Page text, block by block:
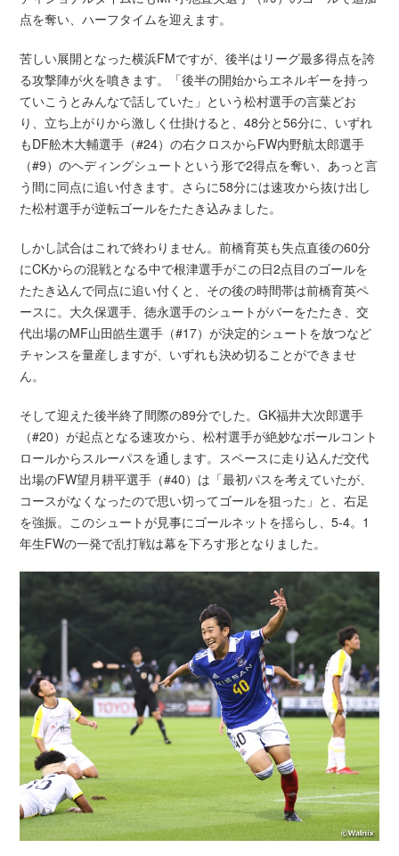
点を奪い、ハーフタイムを迎えます。
苦しい展開となった横浜FMですが、後半はリーグ最多得点を誇
る攻撃陣が火を噴きます。「後半の開始からエネルギーを持っ
ていこうとみんなで話していた」という松村選手の言葉どお
り、立ち上がりから激しく仕掛けると、48分と56分に、いずれ
もDF舩木大輔選手（#24）の右クロスからFW内野航太郎選手
（#9）のヘディングシュートという形で2得点を奪い、あっと言
う間に同点に追い付きます。さらに58分には速攻から抜け出し
た松村選手が逆転ゴールをたたき込みました。
しかし試合はこれで終わりません。前橋育英も失点直後の60分
にCKからの混戦となる中で根津選手がこの日2点目のゴールを
たたき込んで同点に追い付くと、その後の時間帯は前橋育英ペ
ースに。大久保選手、徳永選手のシュートがバーをたたき、交
代出場のMF山田皓生選手（#17）が決定的シュートを放つなど
チャンスを量産しますが、いずれも決め切ることができませ
ん。
そして迎えた後半終了間際の89分でした。GK福井大次郎選手
（#20）が起点となる速攻から、松村選手が絶妙なボールコント
ロールからスルーパスを通します。スペースに走り込んだ交代
出場のFW望月耕平選手（#40）は「最初パスを考えていたが、
コースがなくなったので思い切ってゴールを狙った」と、右足
を強振。このシュートが見事にゴールネットを揺らし、5-4。1
年生FWの一発で乱打戦は幕を下ろす形となりました。